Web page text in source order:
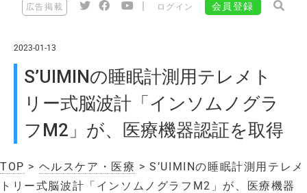
広告掲載 ログイン 会員登録
2023-01-13
S’UIMINの睡眠計測用テレメト
リー式脳波計「インソムノグラ
フM2」が、医療機器認証を取得
TOP > ヘルスケア・医療 > S’UIMINの睡眠計測用テレメ
トリー式脳波計「インソムノグラフM2」が、医療機器